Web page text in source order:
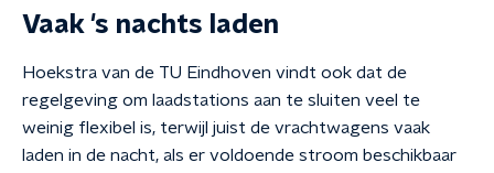
Vaak 's nachts laden
Hoekstra van de TU Eindhoven vindt ook dat de
regelgeving om laadstations aan te sluiten veel te
weinig flexibel is, terwijl juist de vrachtwagens vaak
laden in de nacht, als er voldoende stroom beschikbaar